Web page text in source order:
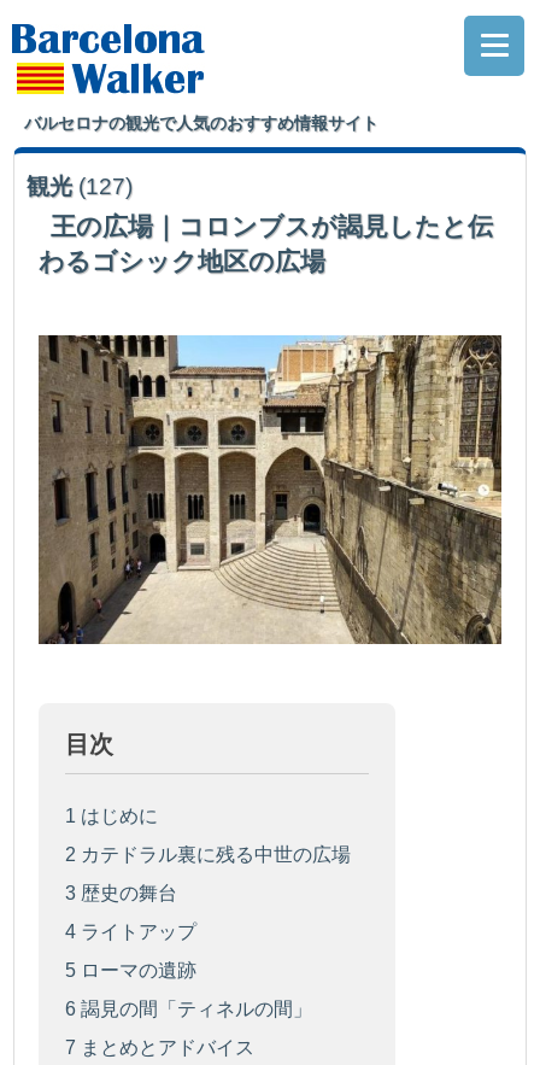
バルセロナの観光で人気のおすすめ情報サイト
観光 (127)
王の広場｜コロンブスが謁見したと伝
わるゴシック地区の広場
目次
1 はじめに
2 カテドラル裏に残る中世の広場
3 歴史の舞台
4 ライトアップ
5 ローマの遺跡
6 謁見の間「ティネルの間」
7 まとめとアドバイス